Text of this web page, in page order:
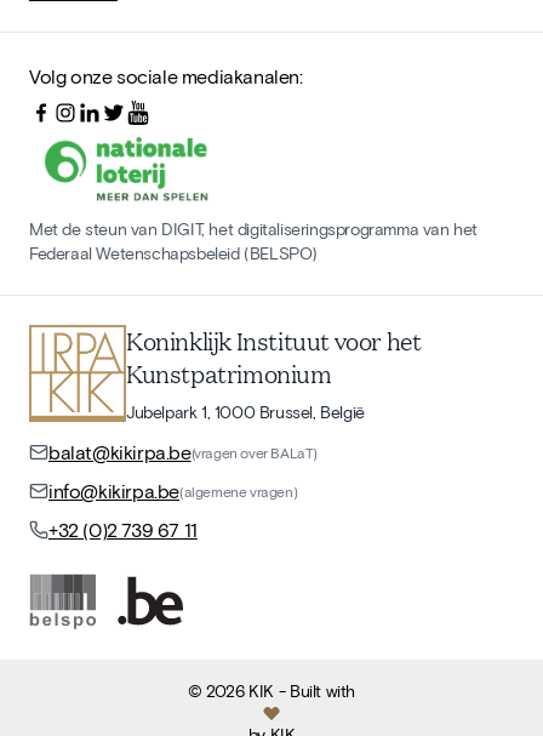
Volg onze sociale mediakanalen:
Met de steun van DIGIT, het digitaliseringsprogramma van het
Federaal Wetenschapsbeleid (BELSPO)
Koninklijk Instituut voor het
Kunstpatrimonium
Jubelpark 1, 1000 Brussel, België
balat@kikirpa.be(vragen over BALaT)
info@kikirpa.be(algemene vragen)
+32 (0)2 739 67 11
©2026 KIK - Built with